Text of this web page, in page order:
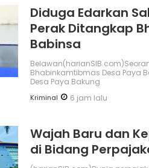
Diduga Edarkan
Perak Ditangkap
Babinsa
Bhabinkamtibmas Desa Paya
Desa Paya Bakung
Kriminal 6 jam lalu
Wajah Baru dan
di Bidang